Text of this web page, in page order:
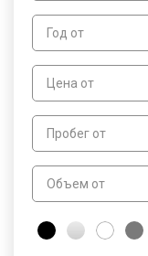
Год от
Цена от
Пробег от
Объем от